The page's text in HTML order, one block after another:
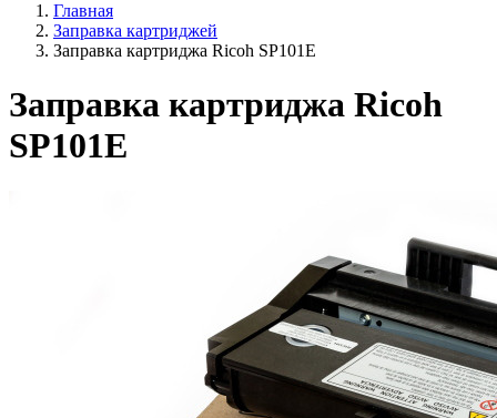
Главная
Заправка картриджей
Заправка картриджа Ricoh SP101E
Заправка картриджа Ricoh
SP101E